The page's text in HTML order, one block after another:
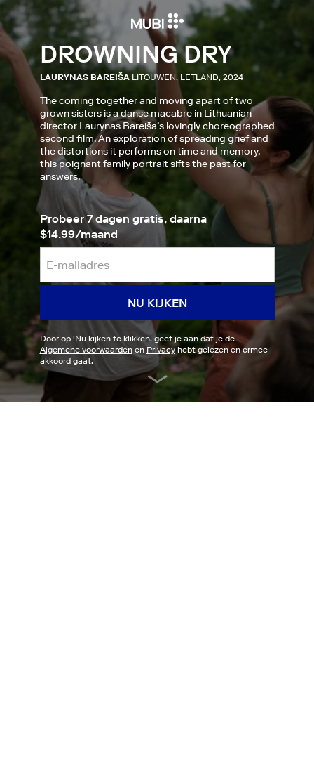
DROWNING DRY
LAURYNAS BAREIŠA LITOUWEN, LETLAND, 2024
The coming together and moving apart of two
grown sisters is a danse macabre in Lithuanian
director Laurynas Bareiša’s lovingly choreographed
second film. An exploration of spreading grief and
the distortions it performs on time and memory,
this poignant family portrait sifts the past for
answers.
Probeer 7 dagen gratis, daarna
$14.99/maand
NU KIJKEN
Door op 'Nu kijkente klikken, geef je aan dat je de
Algemene voorwaardenen Privacyhebt gelezen en ermee
akkoord gaat.